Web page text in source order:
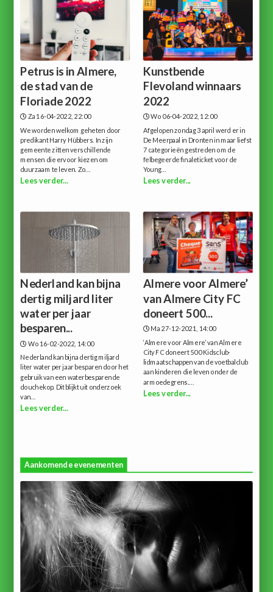
Petrus is in Almere,
de stad van de
Floriade 2022
Za 16-04-2022, 22:00
We worden welkom geheten door
predikant Harry Hübbers. In zijn
gemeente zitten verschillende
mensen die ervoor kiezen om
duurzaam te leven. Zo...
Lees verder...
Kunstbende
Flevoland winnaars
2022
Wo 06-04-2022, 12:00
Afgelopen zondag 3 april werd er in
De Meerpaal in Dronten in maar liefst
7 categorieën gestreden om de
felbegeerde finaleticket voor de
Young...
Lees verder...
Nederland kan bijna
dertig miljard liter
water per jaar
besparen...
Wo 16-02-2022, 14:00
Nederland kan bijna dertig miljard
liter water per jaar besparen door het
gebruik van een waterbesparende
douchekop. Dit blijkt uit onderzoek
van...
Lees verder...
Almere voor Almere’
van Almere City FC
doneert 500...
Ma 27-12-2021, 14:00
‘Almere voor Almere’ van Almere
City FC doneert 500 Kidsclub-
lidmaatschappen van de voetbalclub
aan kinderen die leven onder de
armoedegrens....
Lees verder...
Aankomende evenementen